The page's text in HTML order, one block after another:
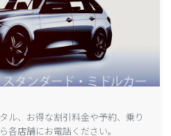
ル、お得な割引料金や予約、乗り
各店舗にお電話ください。